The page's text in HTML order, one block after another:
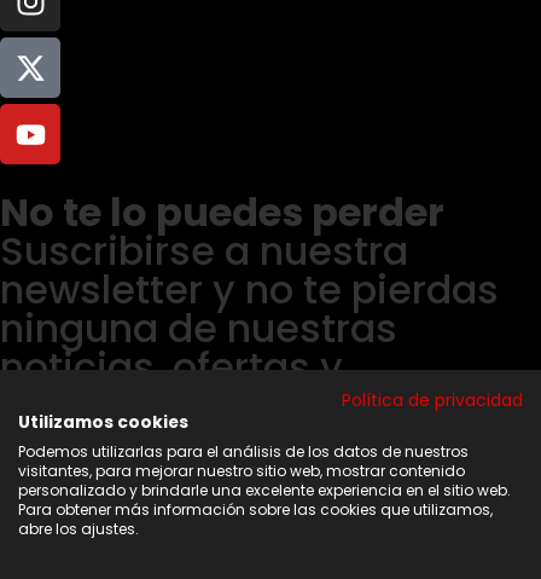
No te lo puedes perder
Suscribirse a nuestra
newsletter y no te pierdas
ninguna de nuestras
noticias, ofertas y
descuentos.
Acepto los términos y condiciones
Suscribirse
Política de privacidad
Utilizamos cookies
Podemos utilizarlas para el análisis de los datos de nuestros
visitantes, para mejorar nuestro sitio web, mostrar contenido
personalizado y brindarle una excelente experiencia en el sitio web.
Para obtener más información sobre las cookies que utilizamos,
abre los ajustes.